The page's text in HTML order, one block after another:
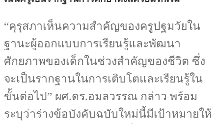
“คุรุสภาเห็นความสำคัญของครูปฐมวัยใน
ฐานะผู้ออกแบบการเรียนรู้และพัฒนา
ศักยภาพของเด็กในช่วงสำคัญของชีวิต ซึ่ง
จะเป็นรากฐานในการเติบโตและเรียนรู้ใน
ขั้นต่อไป” ผศ.ดร.อมลวรรณ กล่าว พร้อม
ระบุว่าร่างข้อบังคับฉบับใหม่นี้มีเป้าหมายให้